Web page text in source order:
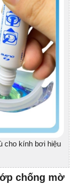
cho kính bơi hiệu
chống mờ